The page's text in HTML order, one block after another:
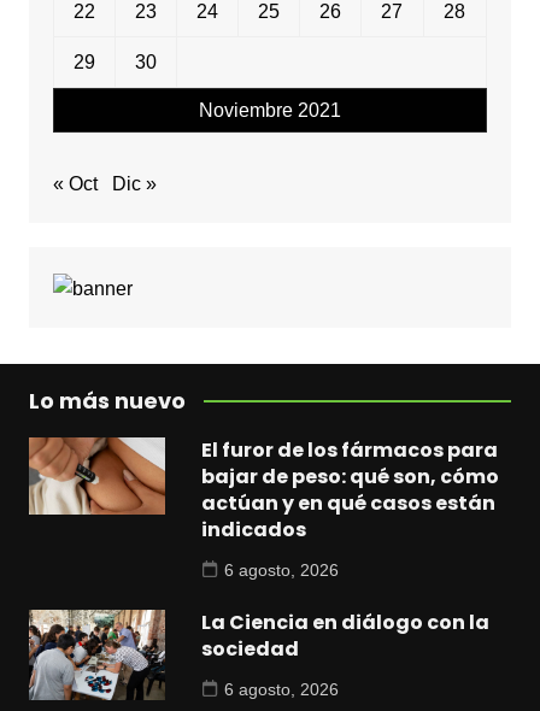
Noviembre 2021
22 23 24 25 26 27 28
29 30
« Oct Dic »
Lo más nuevo
El furor de los fármacos para
bajar de peso: qué son, cómo
actúan y en qué casos están
indicados
6 agosto, 2026
La Ciencia en diálogo con la
sociedad
6 agosto, 2026